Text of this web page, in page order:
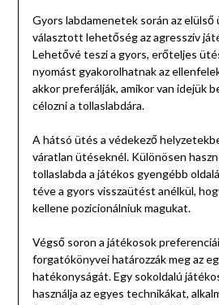
Gyors labdamenetek során az elülső
választott lehetőség az agresszív
Lehetővé teszi a gyors, erőteljes
nyomást gyakorolhatnak az
akkor preferálják, amikor van idejük
célozni a tollaslabdára.
A hátsó ütés a védekező
váratlan ütéseknél. Különösen
tollaslabda a játékos gyengébb
téve a gyors visszaütést anélkül,
kellene pozicionálniuk magukat.
Végső soron a játékosok
forgatókönyvei határozzák meg az
hatékonyságát. Egy sokoldalú
használja az egyes technikákat,